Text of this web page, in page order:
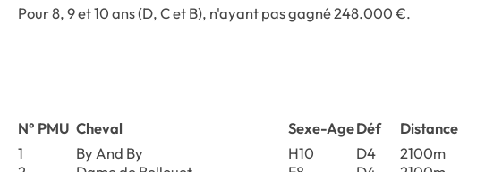
Pour 8, 9 et 10 ans (D, C et B), n'ayant pas gagné 248.000 €.
N° PMU Cheval Sexe-AgeDéf Distance
1
By And By H10 D4 2100m